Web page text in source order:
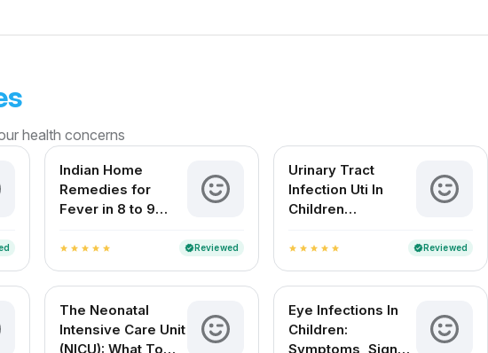
health concerns
Indian Home
Remedies for
Fever in 8 to 9
star star star star star verifiedReviewed
Urinary Tract
Infection Uti In
Children
Treatment And
Diagnosis
star star star star star verifiedReviewed
The Neonatal
Intensive Care Unit
(NICU): What To
Eye Infections In
Children:
Symptoms, Signs